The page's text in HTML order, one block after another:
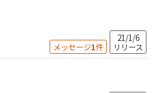
メッセージ1件
21/1/6
リリース